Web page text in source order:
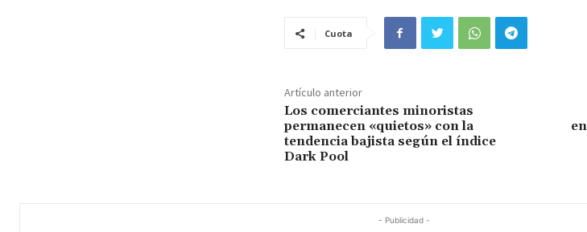
Cuota
Artículo anterior
Los comerciantes minoristas
permanecen «quietos» con la
tendencia bajista según el índice
Dark Pool
- Publicidad -